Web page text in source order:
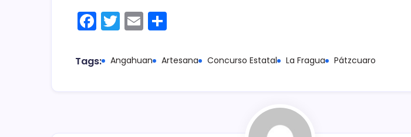
F
a
c
T
w
itt
E
m
ai m
Tags: Angahuan Artesana Concurso Estatal La Fragua Pátzcuaro